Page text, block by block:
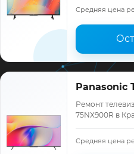
Panasonic,
гарантия до 12
Средняя цена
Panasonic
Ремонт
75NX900R в
Panasonic,
гарантия до 12
Средняя цена